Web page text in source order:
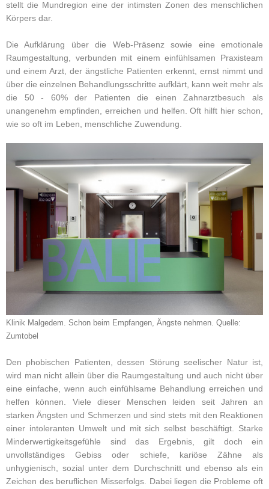
stellt die Mundregion eine der intimsten Zonen des menschlichen
Körpers dar.
Die Aufklärung über die Web-Präsenz sowie eine emotionale
Raumgestaltung, verbunden mit einem einfühlsamen Praxisteam
und einem Arzt, der ängstliche Patienten erkennt, ernst nimmt und
über die einzelnen Behandlungsschritte aufklärt, kann weit mehr als
die 50 - 60% der Patienten die einen Zahnarztbesuch als
unangenehm empfinden, erreichen und helfen. Oft hilft hier schon,
wie so oft im Leben, menschliche Zuwendung.
Klinik Malgedem. Schon beim Empfangen, Ängste nehmen. Quelle:
Zumtobel
Den phobischen Patienten, dessen Störung seelischer Natur ist,
wird man nicht allein über die Raumgestaltung und auch nicht über
eine einfache, wenn auch einfühlsame Behandlung erreichen und
helfen können. Viele dieser Menschen leiden seit Jahren an
starken Ängsten und Schmerzen und sind stets mit den Reaktionen
einer intoleranten Umwelt und mit sich selbst beschäftigt. Starke
Minderwertigkeitsgefühle sind das Ergebnis, gilt doch ein
unvollständiges Gebiss oder schiefe, kariöse Zähne als
unhygienisch, sozial unter dem Durchschnitt und ebenso als ein
Zeichen des beruflichen Misserfolgs. Dabei liegen die Probleme oft